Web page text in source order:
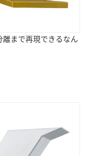
離まで再現できるなん